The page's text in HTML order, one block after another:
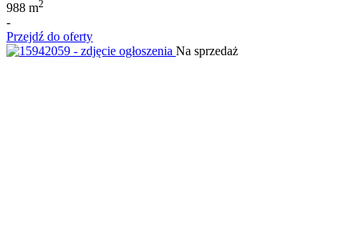
988 m2
-
Przejdź do oferty
Na sprzedaż